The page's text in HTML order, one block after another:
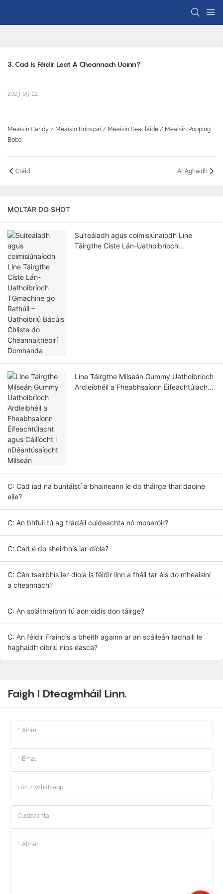
3. Cad Is Féidir Leat A Cheannach Uainn?
2023-09-22
Meaisín Candy / Meaisín Brioscaí / Meaisín Seacláide / Meaisín Popping
Boba
Cráid Ar Aghaidh
MOLTAR DO SHOT
Suiteáladh agus coimisiúnaíodh Líne
Táirgthe Císte Lán-Uathoibríoch
Líne Táirgthe Milseán Gummy Uathoibríoch
Ardleibhéil a Fheabhsaíonn Éifeachtúlacht
C: Cad iad na buntáistí a bhaineann le do tháirge thar daoine
eile?
C: An bhfuil tú ag trádáil cuideachta nó monaróir?
C: Cad é do sheirbhís iar-díola?
C: Cén tseirbhís iar-díola is féidir linn a fháil tar éis do mheaisíní
a cheannach?
C: An soláthraíonn tú aon oidis don táirge?
C: An féidir Fraincis a bheith againn ar an scáileán tadhaill le
haghaidh oibriú níos éasca?
Faigh I Dteagmháil Linn.
Ainm
Emal
Fón / Whatsapp
Cuideachta
Ábhar